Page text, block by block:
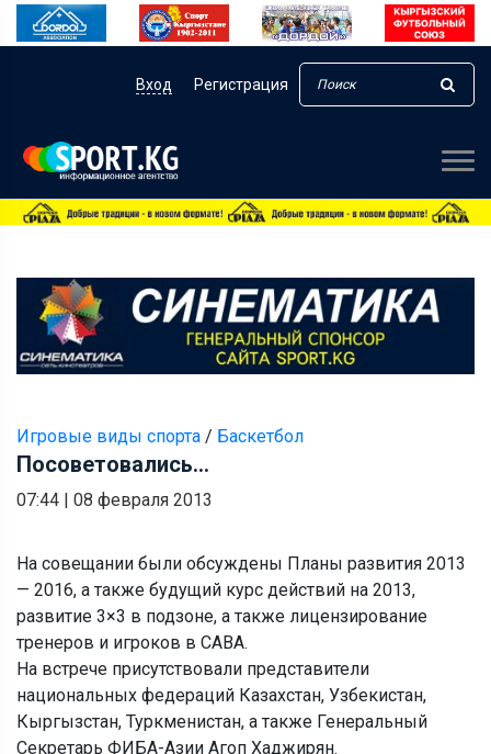
Вход Регистрация
Игровые виды спорта / Баскетбол
Посоветовались...
07:44 | 08 февраля 2013
На совещании были обсуждены Планы развития 2013
— 2016, а также будущий курс действий на 2013,
развитие 3×3 в подзоне, а также лицензирование
тренеров и игроков в CABA.
На встрече присутствовали представители
национальных федераций Казахстан, Узбекистан,
Кыргызстан, Туркменистан, а также Генеральный
Секретарь ФИБА-Азии Агоп Хаджирян.